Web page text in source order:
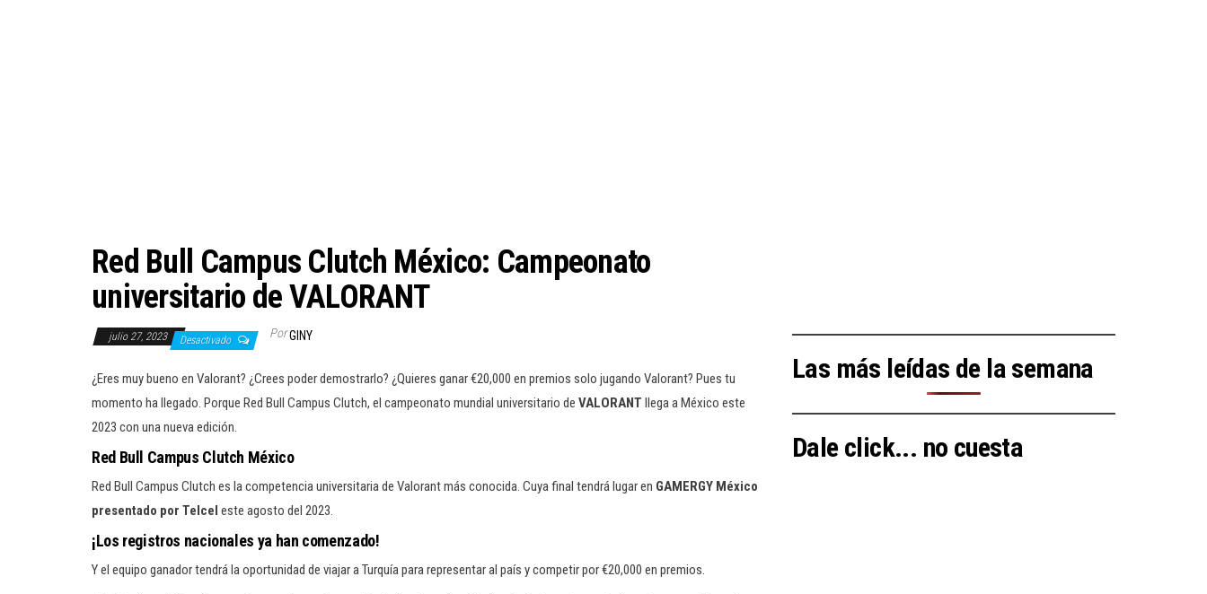
Red Bull Campus Clutch México: Campeonato
universitario de VALORANT
julio 27, 2023 Desactivado PorGINY
¿Eres muy bueno en Valorant? ¿Crees poder demostrarlo? ¿Quieres ganar €20,000 en premios solo jugando Valorant? Pues tu
momento ha llegado. Porque Red Bull Campus Clutch, el campeonato mundial universitario de VALORANT llega a México este
2023 con una nueva edición.
Red Bull Campus Clutch México
Red Bull Campus Clutch es la competencia universitaria de Valorant más conocida. Cuya final tendrá lugar en GAMERGY México
presentado por Telcel este agosto del 2023.
¡Los registros nacionales ya han comenzado!
Y el equipo ganador tendrá la oportunidad de viajar a Turquía para representar al país y competir por €20,000 en premios.
Las más leídas de la semana
Dale click... no cuesta